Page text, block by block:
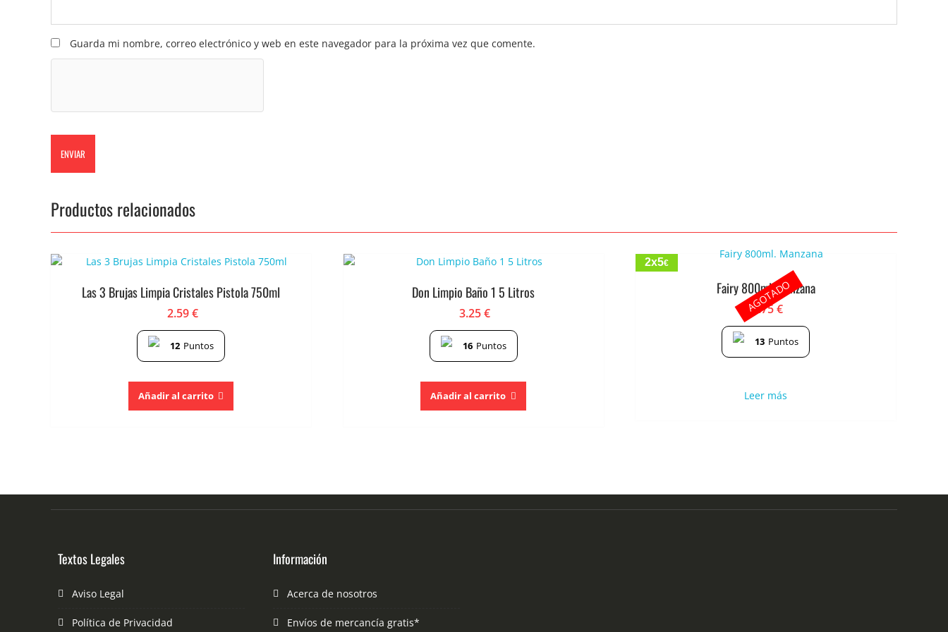
Guarda mi nombre, correo electrónico y web en este navegador para la próxima vez que comente.
Productos relacionados
Las 3 Brujas Limpia Cristales Pistola 750ml
2.59€
12 Puntos
Añadir al carrito
Don Limpio Baño 1 5 Litros
3.25€
16 Puntos
Añadir al carrito
2x5€
Fairy 800ml. Manzana
2.75€
13 Puntos
Leer más
AGOTADO
Textos Legales
Aviso Legal
Política de Privacidad
Información
Acerca de nosotros
Envíos de mercancía gratis*